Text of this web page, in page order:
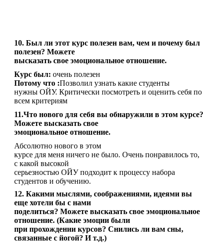
10. Был ли этот курс полезен вам, чем и почему был
полезен? Можете
высказать свое эмоциональное отношение.
Курс был:очень полезен
Потому что :Позволил узнать какие студенты
нужны ОЙУ. Критически посмотреть и оценить себя по
всем критериям
11.Что нового для себя вы обнаружили в этом курсе?
Можете высказать свое
эмоциональное отношение.
Абсолютно нового в этом
курсе для меня ничего не было. Очень понравилось то,
с какой высокой
серьезностью ОЙУ подходит к процессу набора
студентов и обучению.
12. Какими мыслями, соображениями, идеями вы
еще хотели бы с нами
поделиться? Можете высказать свое эмоциональное
отношение. (Какие эмоции были
при прохождении курсов? Снились ли вам сны,
связанные с йогой? И т.д.)